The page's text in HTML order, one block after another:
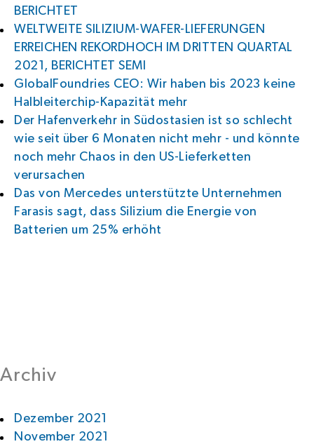
BERICHTET
WELTWEITE SILIZIUM-WAFER-LIEFERUNGEN
ERREICHEN REKORDHOCH IM DRITTEN QUARTAL
2021, BERICHTET SEMI
GlobalFoundries CEO: Wir haben bis 2023 keine
Halbleiterchip-Kapazität mehr
Der Hafenverkehr in Südostasien ist so schlecht
wie seit über 6 Monaten nicht mehr - und könnte
noch mehr Chaos in den US-Lieferketten
verursachen
Das von Mercedes unterstützte Unternehmen
Farasis sagt, dass Silizium die Energie von
Batterien um 25% erhöht
Archiv
Dezember 2021
November 2021